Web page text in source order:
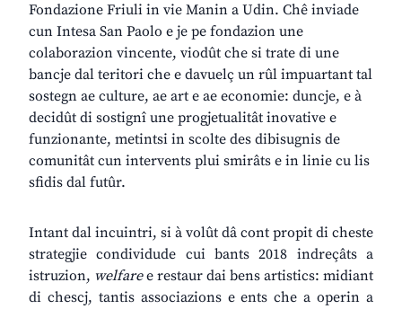
Fondazione Friuli in vie Manin a Udin. Chê inviade
cun Intesa San Paolo e je pe fondazion une
colaborazion vincente, viodût che si trate di une
bancje dal teritori che e davuelç un rûl impuartant tal
sostegn ae culture, ae art e ae economie: duncje, e à
decidût di sostignî une progjetualitât inovative e
funzionante, metintsi in scolte des dibisugnis de
comunitât cun intervents plui smirâts e in linie cu lis
sfidis dal futûr.
Intant dal incuintri, si à volût dâ cont propit di cheste
strategjie condividude cui bants 2018 indreçâts a
istruzion, welfaree restaur dai bens artistics: midiant
di chescj, tantis associazions e ents che a operin a